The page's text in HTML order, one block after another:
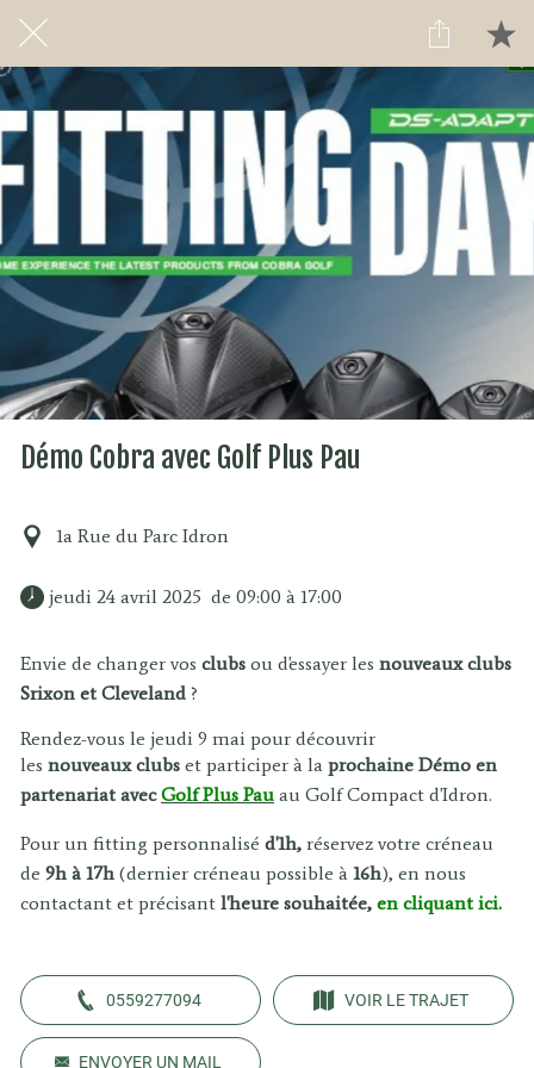
Démo Cobra avec Golf Plus Pau
1a Rue du Parc Idron
jeudi 24 avril 2025  de 09:00 à 17:00
Envie de changer vos clubs ou d'essayer les nouveaux clubs
Srixon et Cleveland ?
Rendez-vous le jeudi 9 mai pour découvrir
les nouveaux clubs et participer à la prochaine Démo en
partenariat avec Golf Plus Pau au Golf Compact d'Idron.
Pour un fitting personnalisé d'1h, réservez votre créneau
de 9h à 17h (dernier créneau possible à 16h), en nous
contactant et précisant l'heure souhaitée, en cliquant ici.
0559277094 VOIR LE TRAJET
ENVOYER UN MAIL